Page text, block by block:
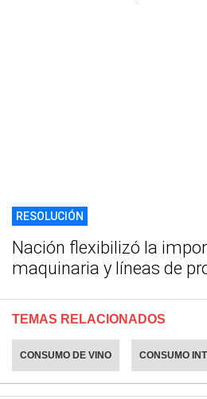
RESOLUCIÓN
Nación flexibilizó la
maquinaria y líneas de
TEMAS RELACIONADOS
CONSUMO DE VINO CONSUMO